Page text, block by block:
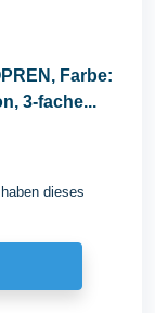
Farbe:
3-fache...
dieses